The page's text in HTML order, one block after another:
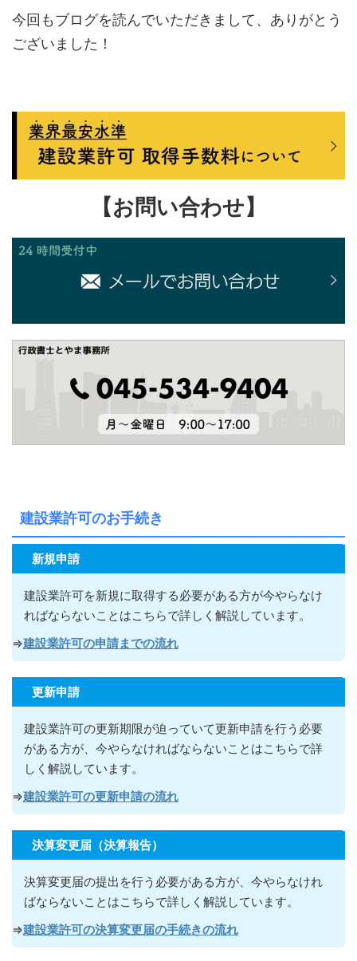
今回もブログを読んでいただきまして、ありがとう
ございました！
【お問い合わせ】
建設業許可のお手続き
新規申請
建設業許可を新規に取得する必要がある方が今やらなけ
ればならないこ とはこちらで詳しく解説しています。
⇒建設業許可の申請までの流れ
更新申請
建設業許可の更新期限が迫っていて更新申請を行う必要
がある方が 、今やらなければならないこ とはこちらで詳
しく解説しています。
⇒建設業許可の更新申請の流れ
決算変更届（決算報告）
決算変更届の提出を行う必要がある方が 、今やらなけれ
ばならないこ とはこちらで詳しく解説しています。
⇒建設業許可の決算変更届の手続きの流れ